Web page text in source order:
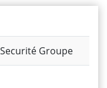
Groupe